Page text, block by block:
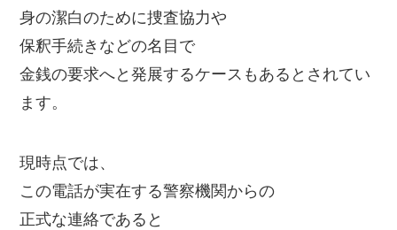
身の潔白のために捜査協力や
保釈手続きなどの名目で
金銭の要求へと発展するケースもあるとされてい
ます。
現時点では、
この電話が実在する警察機関からの
正式な連絡であると